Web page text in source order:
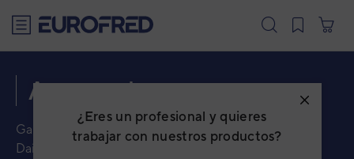
¿Eres un profesional y quieres
trabajar con nuestros productos?
Aquatank
Gama de acumuladores de agua caliente sanitaria de
Daitsu con gran variedad de diseños y tamaños para